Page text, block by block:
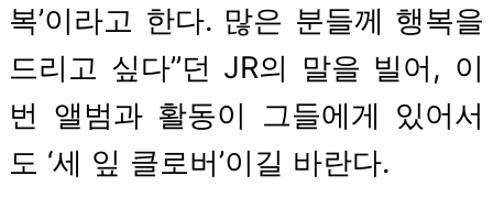
복’이라고 한다. 많은 분들께 행복을
드리고 싶다”던 JR의 말을 빌어, 이
번 앨범과 활동이 그들에게 있어서
도 ‘세 잎 클로버’이길 바란다.